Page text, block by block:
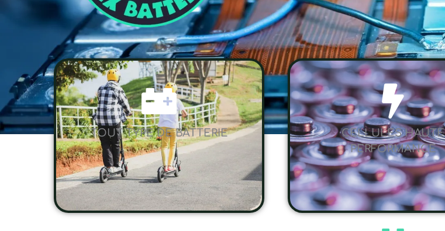
TOUT TYPE DE BATTERIE
CELLULES HAUTE
PERFORMANCE